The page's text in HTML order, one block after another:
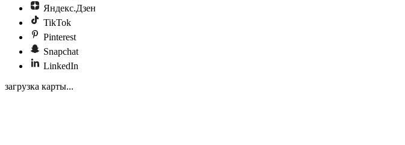
Яндекс.Дзен
TikTok
Pinterest
Snapchat
LinkedIn
загрузка карты...